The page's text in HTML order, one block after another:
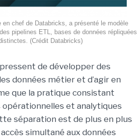
chef de Databricks, a présenté le modèle
pipelines ETL, bases de données répliquées
(Crédit Databricks)
de développer des
données métier et d’agir en
que la pratique consistant
et analytiques
séparation est de plus en plus
simultané aux données